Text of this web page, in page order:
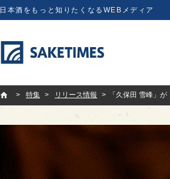
日本酒をもっと知りたくなるWEBメディア
SAKETIMES
特集
リリース情報 「久保田 雪峰」